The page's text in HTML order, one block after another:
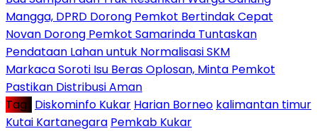
Mangga, DPRD Dorong Pemkot Bertindak Cepat
Novan Dorong Pemkot Samarinda Tuntaskan
Pendataan Lahan untuk Normalisasi SKM
Markaca Soroti Isu Beras Oplosan, Minta Pemkot
Pastikan Distribusi Aman
Tag : Diskominfo Kukar Harian Borneo kalimantan timur
Kutai Kartanegara Pemkab Kukar